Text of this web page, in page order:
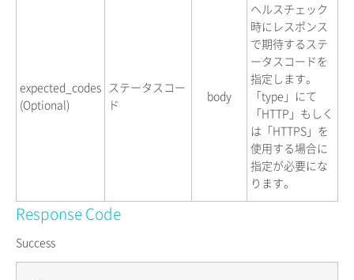
expected_codes
(Optional)
ステータスコー
ド
body
ヘルスチェック
時にレスポンス
で期待するステ
ータスコードを
指定します。
「type」にて
「HTTP」もしく
は「HTTPS」を
使用する場合に
指定が必要にな
ります。
Response Code
Success